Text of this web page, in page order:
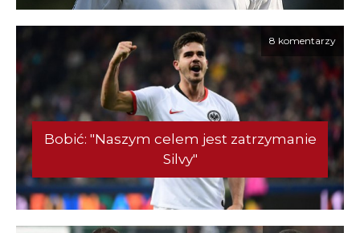
8 komentarzy
Bobić: "Naszym celem jest zatrzymanie
Silvy"